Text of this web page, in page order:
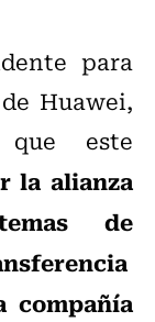
para
Huawei,
que este
la alianza
de
compañía